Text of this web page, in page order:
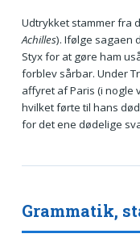
Udtrykket stammer fra
Achilles). Ifølge sagaen
Styx for at gøre ham
forblev sårbar. Under
affyret af Paris (i nogle
hvilket førte til hans
for det ene dødelige
Grammatik,